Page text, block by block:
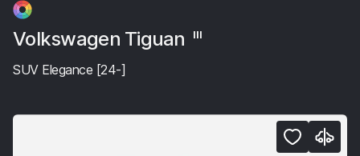
Volkswagen Tiguan III
SUV Elegance [24-]